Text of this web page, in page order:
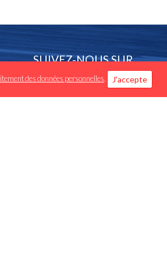
SUIVEZ-NOUS SUR
Facebook
des données personnelles. J'accepte